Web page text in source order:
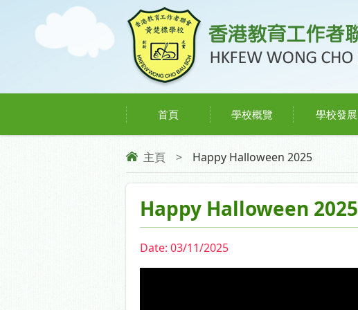
首頁 學校概覽 學校發展
主頁 > Happy Halloween 2025
Happy Halloween 2025
Date: 03/11/2025